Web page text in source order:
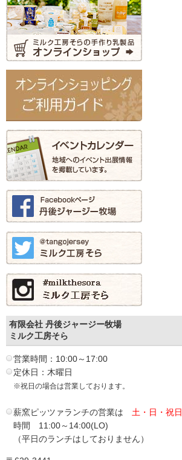
有限会社 丹後ジャージー牧場
ミルク工房そら
営業時間：10:00～17:00
定休日：木曜日
※祝日の場合は営業しております。
薪窯ピッツァランチの営業は 土・日・祝日
時間 11:00～14:00(LO)
（平日のランチはしておりません）